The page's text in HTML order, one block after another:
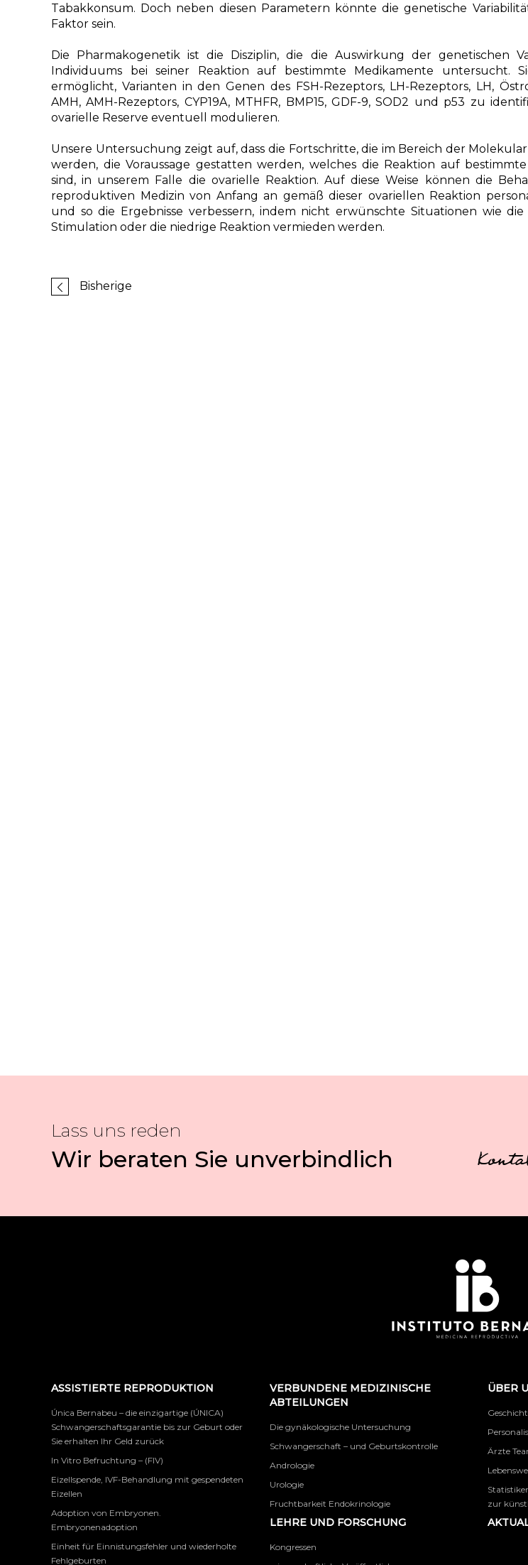
Tabakkonsum. Doch neben diesen Parametern könnte die genetische
Faktor sein.
Die Pharmakogenetik ist die Disziplin, die die Auswirkung der genetischen
Individuums bei seiner Reaktion auf bestimmte Medikamente untersucht.
ermöglicht, Varianten in den Genen des FSH-Rezeptors, LH-Rezeptors, LH,
AMH, AMH-Rezeptors, CYP19A, MTHFR, BMP15, GDF-9, SOD2 und p53 zu
ovarielle Reserve eventuell modulieren.
Unsere Untersuchung zeigt auf, dass die Fortschritte, die im Bereich der
werden, die Voraussage gestatten werden, welches die Reaktion auf
sind, in unserem Falle die ovarielle Reaktion. Auf diese Weise können die
reproduktiven Medizin von Anfang an gemäß dieser ovariellen Reaktion
und so die Ergebnisse verbessern, indem nicht erwünschte Situationen wie die
Stimulation oder die niedrige Reaktion vermieden werden.
Bisherige
Lass uns reden
Wir beraten Sie unverbindlich
ASSISTIERTE REPRODUKTION
Única Bernabeu – die einzigartige (ÚNICA)
Schwangerschaftsgarantie bis zur Geburt oder
Sie erhalten Ihr Geld zurück
In Vitro Befruchtung – (FIV)
Eizellspende, IVF-Behandlung mit gespendeten
Eizellen
Adoption von Embryonen.
Embryonenadoption
Einheit für Einnistungsfehler und wiederholte
Fehlgeburten
VERBUNDENE MEDIZINISCHE
ABTEILUNGEN
Die gynäkologische Untersuchung
Schwangerschaft – und Geburtskontrolle
Andrologie
Urologie
Fruchtbarkeit Endokrinologie
LEHRE UND FORSCHUNG
Kongressen
ÜBER
Ärzte
zur